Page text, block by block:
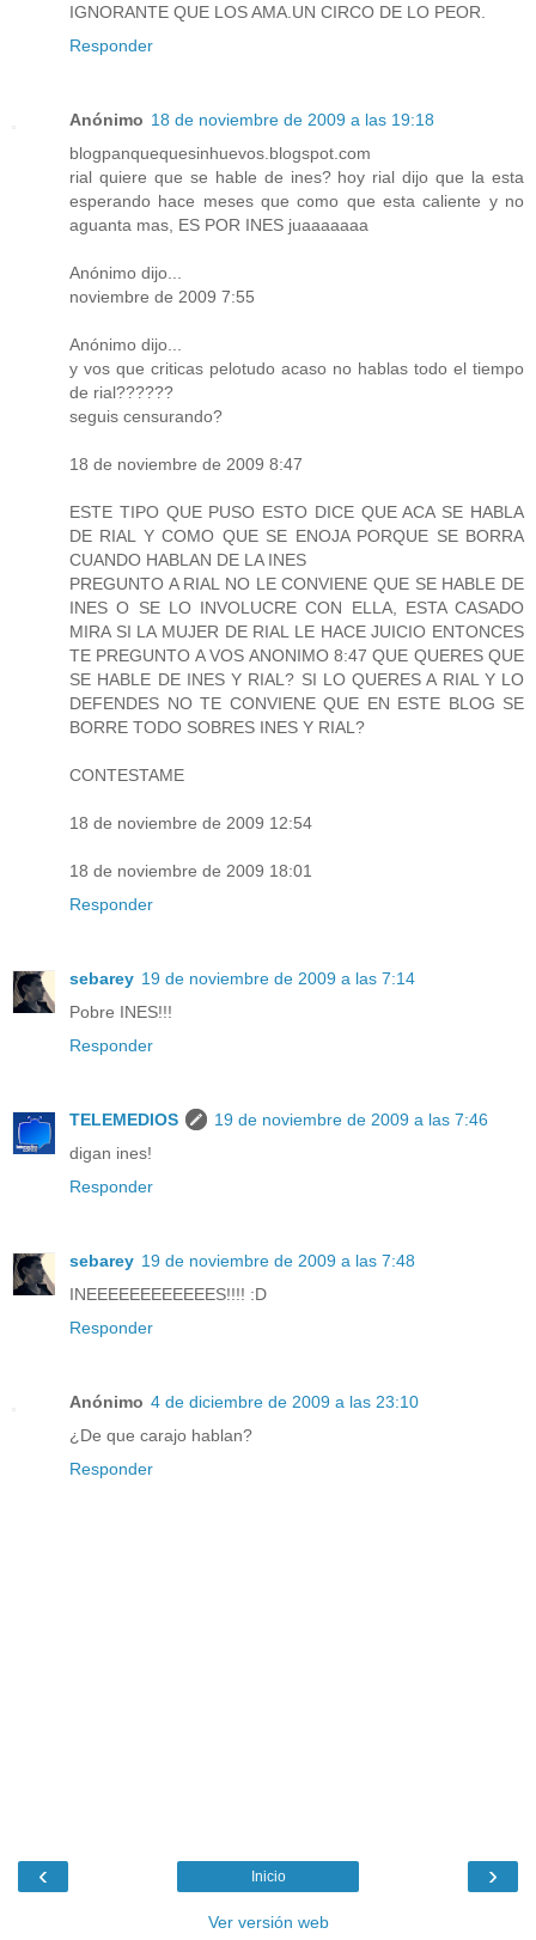
IGNORANTE QUE LOS AMA.UN CIRCO DE LO PEOR.
Responder
Anónimo 18 de noviembre de 2009 a las 19:18
blogpanquequesinhuevos.blogspot.com
rial quiere que se hable de ines? hoy rial dijo que la esta
esperando hace meses que como que esta caliente y no
aguanta mas, ES POR INES juaaaaaaa
Anónimo dijo...
noviembre de 2009 7:55
Anónimo dijo...
y vos que criticas pelotudo acaso no hablas todo el tiempo
de rial??????
seguis censurando?
18 de noviembre de 2009 8:47
ESTE TIPO QUE PUSO ESTO DICE QUE ACA SE HABLA
DE RIAL Y COMO QUE SE ENOJA PORQUE SE BORRA
CUANDO HABLAN DE LA INES
PREGUNTO A RIAL NO LE CONVIENE QUE SE HABLE DE
INES O SE LO INVOLUCRE CON ELLA, ESTA CASADO
MIRA SI LA MUJER DE RIAL LE HACE JUICIO ENTONCES
TE PREGUNTO A VOS ANONIMO 8:47 QUE QUERES QUE
SE HABLE DE INES Y RIAL? SI LO QUERES A RIAL Y LO
DEFENDES NO TE CONVIENE QUE EN ESTE BLOG SE
BORRE TODO SOBRES INES Y RIAL?
CONTESTAME
18 de noviembre de 2009 12:54
18 de noviembre de 2009 18:01
Responder
sebarey 19 de noviembre de 2009 a las 7:14
Pobre INES!!!
Responder
TELEMEDIOS
19 de noviembre de 2009 a las 7:46
digan ines!
Responder
sebarey 19 de noviembre de 2009 a las 7:48
INEEEEEEEEEEEES!!!! :D
Responder
Anónimo 4 de diciembre de 2009 a las 23:10
¿De que carajo hablan?
Responder
‹ ›
Inicio
Ver versión web